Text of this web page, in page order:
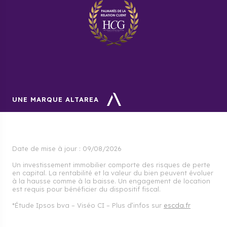
65 000 étudiants. La commune est donc idéale pour
réaliser un investissement locatif rentable.
UNE MARQUE ALTAREA
Date de mise à jour : 09/08/2026
Un investissement immobilier comporte des risques de perte
en capital. La rentabilité et la valeur du bien peuvent évoluer
à la hausse comme à la baisse. Un engagement de location
est requis pour bénéficier du dispositif fiscal.
*Étude Ipsos bva – Viséo CI – Plus d’infos sur escda.fr